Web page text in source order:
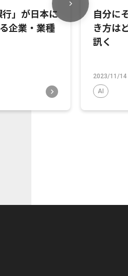
」が日本に
企業・業種
自分に
き方は
訊く
2023/11/14
AI